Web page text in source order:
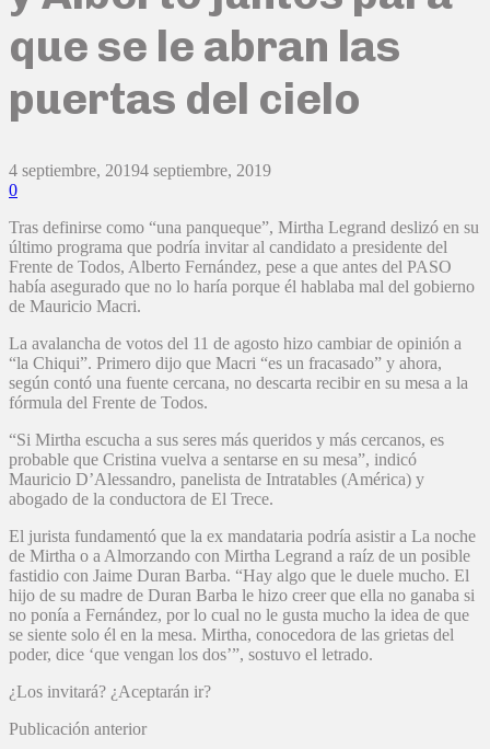
que se le abran las
puertas del cielo
4 septiembre, 20194 septiembre, 2019
0
Tras definirse como “una panqueque”, Mirtha Legrand deslizó en su
último programa que podría invitar al candidato a presidente del
Frente de Todos, Alberto Fernández, pese a que antes del PASO
había asegurado que no lo haría porque él hablaba mal del gobierno
de Mauricio Macri.
La avalancha de votos del 11 de agosto hizo cambiar de opinión a
“la Chiqui”. Primero dijo que Macri “es un fracasado” y ahora,
según contó una fuente cercana, no descarta recibir en su mesa a la
fórmula del Frente de Todos.
“Si Mirtha escucha a sus seres más queridos y más cercanos, es
probable que Cristina vuelva a sentarse en su mesa”, indicó
Mauricio D’Alessandro, panelista de Intratables (América) y
abogado de la conductora de El Trece.
El jurista fundamentó que la ex mandataria podría asistir a La noche
de Mirtha o a Almorzando con Mirtha Legrand a raíz de un posible
fastidio con Jaime Duran Barba. “Hay algo que le duele mucho. El
hijo de su madre de Duran Barba le hizo creer que ella no ganaba si
no ponía a Fernández, por lo cual no le gusta mucho la idea de que
se siente solo él en la mesa. Mirtha, conocedora de las grietas del
poder, dice ‘que vengan los dos’”, sostuvo el letrado.
¿Los invitará? ¿Aceptarán ir?
Publicación anterior